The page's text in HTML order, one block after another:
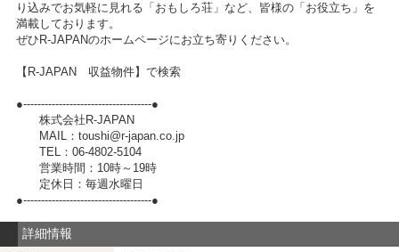
り込みでお気軽に見れる「おもしろ荘」など、皆様の「お役立ち」を
満載しております。
ぜひR-JAPANのホームページにお立ち寄りください。
【R-JAPAN 収益物件】で検索
●------------------------------------●
株式会社R-JAPAN
MAIL：toushi@r-japan.co.jp
TEL：06-4802-5104
営業時間：10時～19時
定休日：毎週水曜日
●------------------------------------●
詳細情報